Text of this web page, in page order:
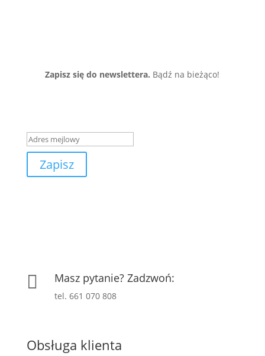
Zapisz się do newslettera. Bądź na bieżąco!
Zapisz
 Masz pytanie? Zadzwoń:
tel. 661 070 808
Obsługa klienta